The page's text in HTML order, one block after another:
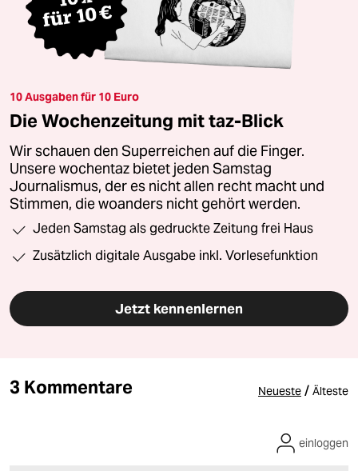
10 Ausgaben für 10 Euro
Die Wochenzeitung mit taz-Blick
Wir schauen den Superreichen auf die Finger.
Unsere wochentaz bietet jeden Samstag
Journalismus, der es nicht allen recht macht und
Stimmen, die woanders nicht gehört werden.
Jeden Samstag als gedruckte Zeitung frei Haus
Zusätzlich digitale Ausgabe inkl. Vorlesefunktion
Jetzt kennenlernen
3 Kommentare Neueste / Älteste
einloggen